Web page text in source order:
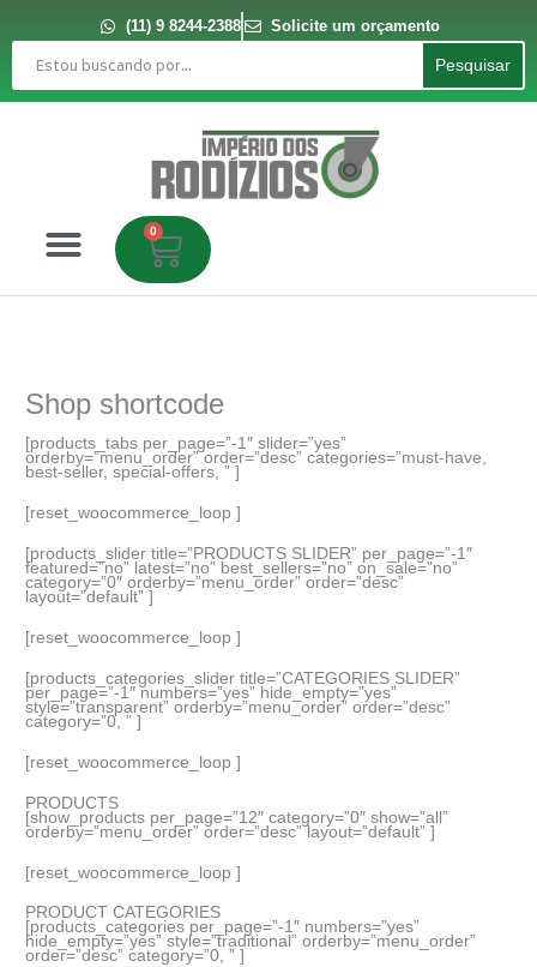
conteúdo
(11) 9 8244-2388
Solicite um orçamento
Pesquisar
Pesquisar
0
Carrinho
Shop shortcode
[products_tabs per_page=”-1″ slider=”yes”
orderby=”menu_order” order=”desc” categories=”must-have,
best-seller, special-offers, ” ]
[reset_woocommerce_loop ]
[products_slider title=”PRODUCTS SLIDER” per_page=”-1″
featured=”no” latest=”no” best_sellers=”no” on_sale=”no”
category=”0″ orderby=”menu_order” order=”desc”
layout=”default” ]
[reset_woocommerce_loop ]
[products_categories_slider title=”CATEGORIES SLIDER”
per_page=”-1″ numbers=”yes” hide_empty=”yes”
style=”transparent” orderby=”menu_order” order=”desc”
category=”0, ” ]
[reset_woocommerce_loop ]
PRODUCTS
[show_products per_page=”12″ category=”0″ show=”all”
orderby=”menu_order” order=”desc” layout=”default” ]
[reset_woocommerce_loop ]
PRODUCT CATEGORIES
[products_categories per_page=”-1″ numbers=”yes”
hide_empty=”yes” style=”traditional” orderby=”menu_order”
order=”desc” category=”0, ” ]